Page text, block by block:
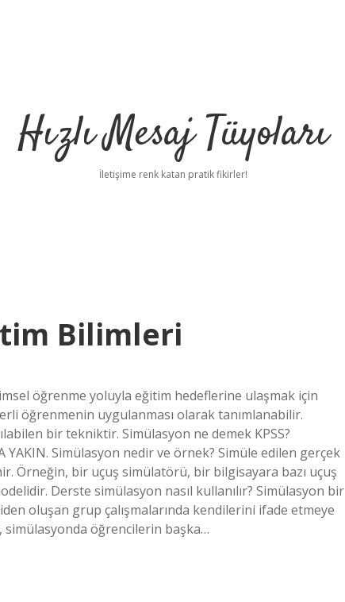
Hızlı Mesaj Tüyoları
İletişime renk katan pratik fikirler!
Bilimleri
öğrenme yoluyla eğitim hedeflerine ulaşmak için
öğrenmenin uygulanması olarak tanımlanabilir.
bir tekniktir. Simülasyon ne demek KPSS?
YAKIN. Simülasyon nedir ve örnek? Simüle edilen gerçek
Örneğin, bir uçuş simülatörü, bir bilgisayara bazı uçuş
Derste simülasyon nasıl kullanılır? Simülasyon bir
oluşan grup çalışmalarında kendilerini ifade etmeye
simülasyonda öğrencilerin başka…